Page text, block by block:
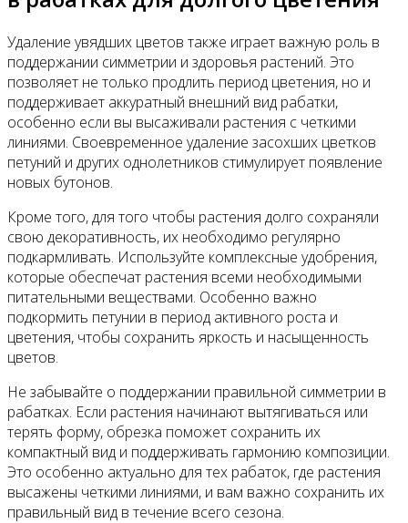
Удаление увядших цветов также играет важную роль в
поддержании симметрии и здоровья растений. Это
позволяет не только продлить период цветения, но и
поддерживает аккуратный внешний вид рабатки,
особенно если вы высаживали растения с четкими
линиями. Своевременное удаление засохших цветков
петуний и других однолетников стимулирует появление
новых бутонов.
Кроме того, для того чтобы растения долго сохраняли
свою декоративность, их необходимо регулярно
подкармливать. Используйте комплексные удобрения,
которые обеспечат растения всеми необходимыми
питательными веществами. Особенно важно
подкормить петунии в период активного роста и
цветения, чтобы сохранить яркость и насыщенность
цветов.
Не забывайте о поддержании правильной симметрии в
рабатках. Если растения начинают вытягиваться или
терять форму, обрезка поможет сохранить их
компактный вид и поддерживать гармонию композиции.
Это особенно актуально для тех рабаток, где растения
высажены четкими линиями, и вам важно сохранить их
правильный вид в течение всего сезона.